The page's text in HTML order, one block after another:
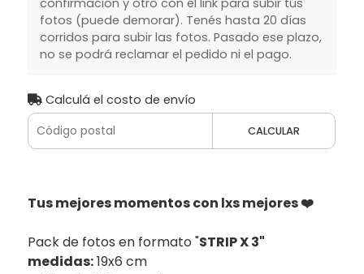
fotos (puede demorar). Tenés hasta 20 días
corridos para subir las fotos. Pasado ese plazo,
no se podrá reclamar el pedido ni el pago.
Calculá el costo de envío
CALCULAR
Tus mejores momentos con lxs mejores ❤️
Pack de fotos en formato "STRIP X 3"
medidas:19x6 cm